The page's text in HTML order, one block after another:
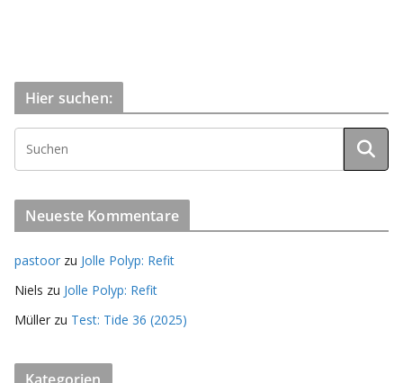
Hier suchen:
Neueste Kommentare
pastoor zu Jolle Polyp: Refit
Niels zu Jolle Polyp: Refit
Müller zu Test: Tide 36 (2025)